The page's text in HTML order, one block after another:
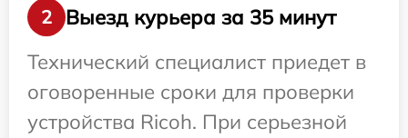
2
Выезд курьера за 35 минут
Технический специалист приедет в
оговоренные сроки для проверки
устройства Ricoh. При серьезной